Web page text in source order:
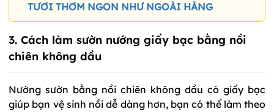
TƯƠI THƠM NGON NHƯ NGOÀI HÀNG
3. Cách làm sườn nướng giấy bạc bằng nồi
chiên không dầu
Nướng sườn bằng nồi chiên không dầu có giấy bạc
giúp bạn vệ sinh nồi dễ dàng hơn, bạn có thể làm theo